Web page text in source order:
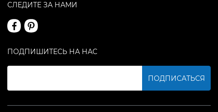
СЛЕДИТЕ ЗА НАМИ
ПОДПИШИТЕСЬ НА НАС
ПОДПИСАТЬСЯ